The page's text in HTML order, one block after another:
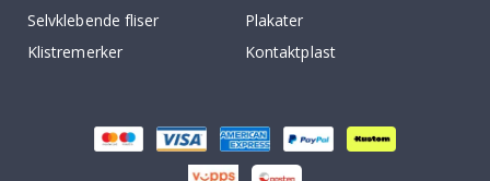
Selvklebende fliser
Plakater
Klistremerker
Kontaktplast